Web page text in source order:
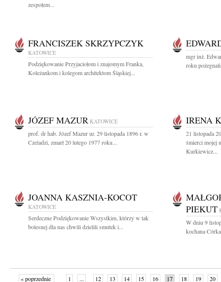
zespołem...
FRANCISZEK SKRZYPCZYK
KATOWICE
Podziękowanie Przyjaciołom i znajomym Franka,
Koleżankom i kolegom architektom Śląskiej...
mgr inż.
roku
JÓZEF MAZUR KATOWICE
prof. dr hab. Józef Mazur ur. 29 listopada 1896 r. w
Czeladzi, zmarł 20 lutego 1977 roku...
IRENA
21 listopada
śmierci mojej
Kurkiewicz...
JOANNA KASZNIA-KOCOT
KATOWICE
Serdeczne Podziękowanie Wszystkim, którzy w tak
bolesnej dla nas chwili dzielili smutek i...
PIEKUT
W dniu 9
kochana
« poprzednie 1 ... 12 13 14 15 16 17 18 19 20